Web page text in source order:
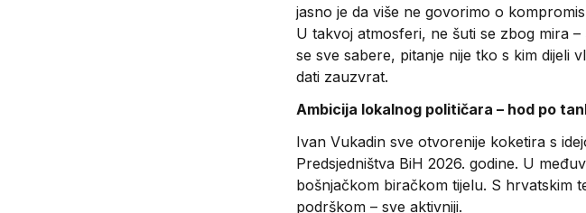
jasno je da više ne govorimo o
U takvoj atmosferi, ne šuti se zbog mira
se sve sabere, pitanje nije tko s kim dijeli
dati zauzvrat.
Ambicija lokalnog političara – hod po
Ivan Vukadin sve otvorenije koketira s
Predsjedništva BiH 2026. godine. U
bošnjačkom biračkom tijelu. S hrvatskim
podrškom – sve aktivniji.